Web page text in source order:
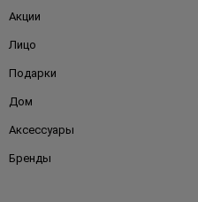
Акции
Лицо
Подарки
Дом
Аксессуары
Бренды